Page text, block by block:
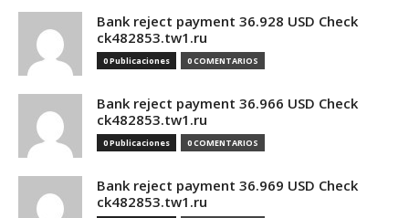
Bank reject payment 36.928 USD Check
ck482853.tw1.ru
0 Publicaciones 0 COMENTARIOS
Bank reject payment 36.966 USD Check
ck482853.tw1.ru
0 Publicaciones 0 COMENTARIOS
Bank reject payment 36.969 USD Check
ck482853.tw1.ru